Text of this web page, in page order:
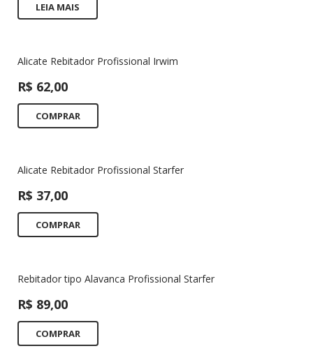
LEIA MAIS
Alicate Rebitador Profissional Irwim
R$ 62,00
COMPRAR
Alicate Rebitador Profissional Starfer
R$ 37,00
COMPRAR
Rebitador tipo Alavanca Profissional Starfer
R$ 89,00
COMPRAR